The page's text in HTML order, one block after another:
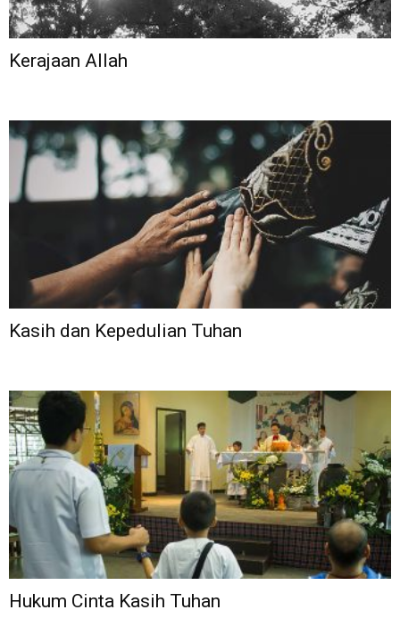
Kerajaan Allah
Kasih dan Kepedulian Tuhan
Hukum Cinta Kasih Tuhan